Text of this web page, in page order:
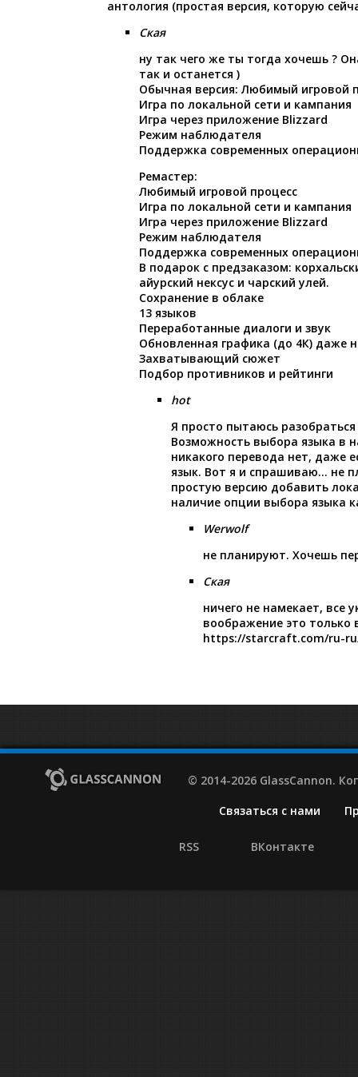
антология (простая версия, которую
Ская
ну так чего же ты тогда хочешь ?
так и останется )
Обычная версия: Любимый игровой
Игра по локальной сети и кампания
Игра через приложение Blizzard
Режим наблюдателя
Поддержка современных
Ремастер:
Любимый игровой процесс
Игра по локальной сети и кампания
Игра через приложение Blizzard
Режим наблюдателя
Поддержка современных
В подарок с предзаказом:
айурский нексус и чарский улей.
Сохранение в облаке
13 языков
Переработанные диалоги и звук
Обновленная графика (до 4К) даже
Захватывающий сюжет
Подбор противников и рейтинги
hot
Я просто пытаюсь
Возможность выбора языка в
никакого перевода нет, даже
язык. Вот я и спрашиваю… не
простую версию добавить
наличие опции выбора языка
Werwolf
не планируют. Хочешь
Ская
ничего не намекает, все
воображение это только
https://starcraft.com/ru-
© 2014-2026 GlassCannon.
Связаться с нами
RSS ВКонтакте